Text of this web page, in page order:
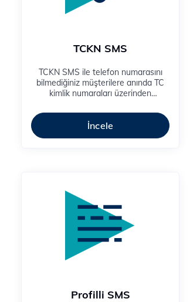
TCKN SMS
TCKN SMS ile telefon numarasını
bilmediğiniz müşterilere anında TC
kimlik numaraları üzerinden
İncele
Profilli SMS